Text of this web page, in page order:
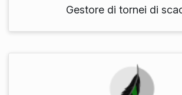
Gestore di tornei di